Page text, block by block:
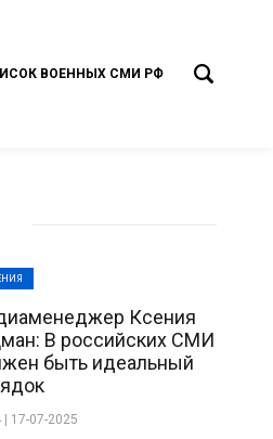
ВОЕННЫХ СМИ РФ
Ксения
В российских СМИ
быть идеальный
| 17-07-2025